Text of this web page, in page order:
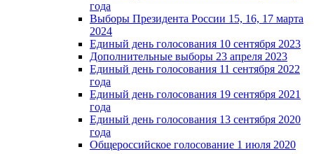
года
Выборы Президента России 15, 16, 17 марта
2024
Единый день голосования 10 сентября 2023
Дополнительные выборы 23 апреля 2023
Единый день голосования 11 сентября 2022
года
Единый день голосования 19 сентября 2021
года
Единый день голосования 13 сентября 2020
года
Общероссийское голосование 1 июля 2020